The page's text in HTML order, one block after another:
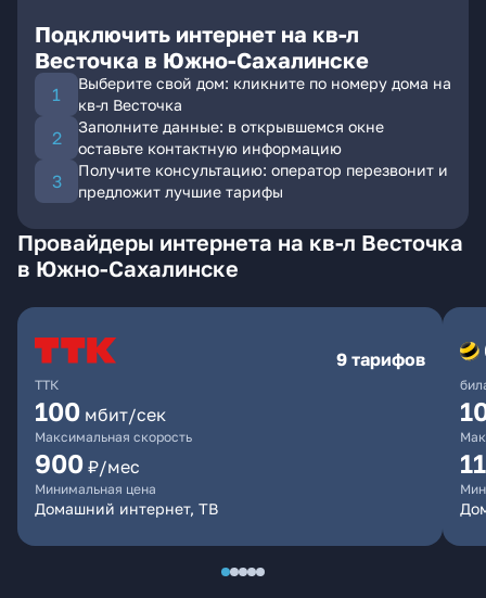
Подключить интернет на кв-л
Весточка в Южно-Сахалинске
Выберите свой дом: кликните по номеру дома на
кв-л Весточка
Заполните данные: в открывшемся окне
оставьте контактную информацию
Получите консультацию: оператор перезвонит и
предложит лучшие тарифы
Провайдеры интернета на кв-л Весточка
в Южно-Сахалинске
ТТК
9 тарифов
100 мбит/сек
Максимальная скорость
900 ₽/мес
Минимальная цена
Домашний интернет, ТВ